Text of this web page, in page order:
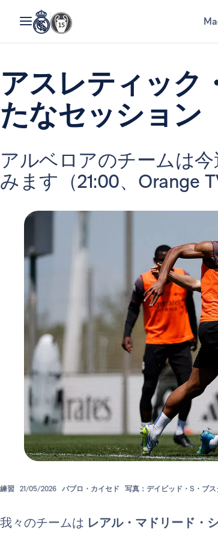
アスレティック
たなセッション
アルベロアのチームは
みます（21:00、Orange
練習 21/05/2026 パブロ・カイセド 写真：デイビッド・S・ブ
我々のチームは レアル・マドリード・